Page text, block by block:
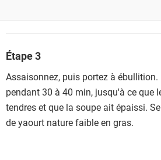
Étape 3
Assaisonnez, puis portez à
pendant 30 à 40 min, jusqu'à ce que
tendres et que la soupe ait épaissi.
de yaourt nature faible en gras.